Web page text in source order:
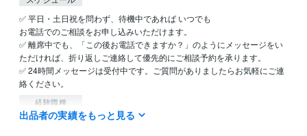
✅ 平日・土日祝を問わず、待機中であれば いつでも
お電話でのご相談をお申し込みいただけます。
✅ 離席中でも、「この後お電話できますか？」のようにメッセージをい
ただければ、折り返しご連絡して優先的にご相談予約を承ります。
✅ 24時間メッセージは受付中です。ご質問がありましたらお気軽にご連
絡ください。
経験職種
管理 / コンプライアンス 経験年数 : 4年
出品者の実績をもっと見る